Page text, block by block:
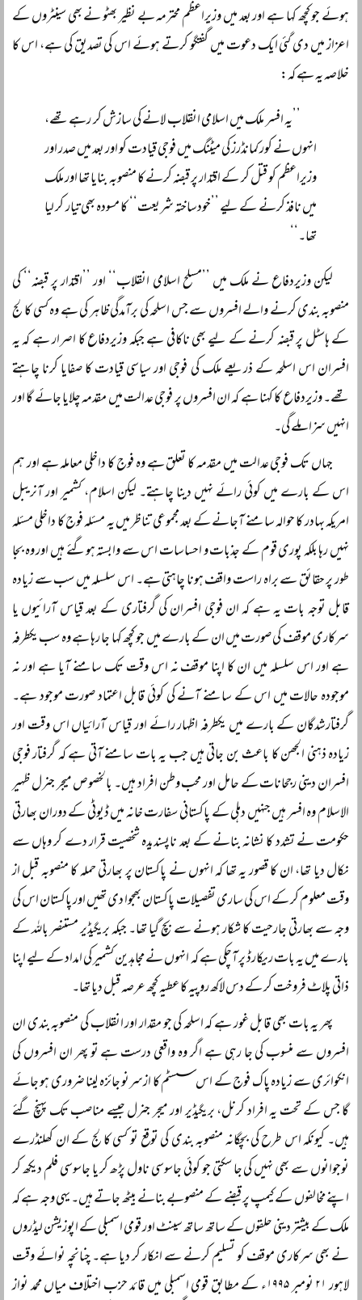
ہوئے جو کچھ کہا ہے اور بعد میں وزیراعظم محترمہ بے نظیر بھٹو نے بھی سینٹروں کے
اعزاز میں دی گئی ایک دعوت میں گفتگو کرتے ہوئے اس کی تصدیق کی ہے، اس کا
خلاصہ یہ ہے کہ:
’’یہ افسر ملک میں اسلامی انقلاب لانے کی سازش کر رہے تھے،
انہوں نے کور کمانڈرز کی میٹنگ میں فوجی قیادت کو اور بعد میں صدر اور
وزیراعظم کو قتل کر کے اقتدار پر قبضہ کرنے کا منصوبہ بنایا تھا اور ملک
میں نافذ کرنے کے لیے ’’خودساختہ شریعت‘‘ کا مسودہ بھی تیار کر لیا
تھا۔‘‘
لیکن وزیردفاع نے ملک میں ’’مسلح اسلامی انقلاب‘‘ اور ’’اقتدار پر قبضہ‘‘ کی
منصوبہ بندی کرنے والے افسروں سے جس اسلحہ کی برآمدگی ظاہر کی ہے وہ کسی کالج
کے ہاسٹل پر قبضہ کرنے کے لیے بھی ناکافی ہے جبکہ وزیردفاع کا اصرار ہے کہ یہ
افسران اس اسلحہ کے ذریعے ملک کی فوجی اور سیاسی قیادت کا صفایا کرنا چاہتے
تھے۔ وزیردفاع کا کہنا ہے کہ ان افسروں پر فوجی عدالت میں مقدمہ چلایا جائے گا اور
انہیں سزا ملے گی۔
جہاں تک فوجی عدالت میں مقدمہ کا تعلق ہے وہ فوج کا داخلی معاملہ ہے اور ہم
اس کے بارے میں کوئی رائے نہیں دینا چاہتے۔ لیکن اسلام، کشمیر اور آنریبل
امریکہ بہادر کا حوالہ سامنے آجانے کے بعد مجموعی تناظر میں یہ مسئلہ فوج کا داخلی مسئلہ
نہیں رہا بلکہ پوری قوم کے جذبات و احساسات اس سے وابستہ ہوگئے ہیں اور وہ بجا
طور پر حقائق سے براہ راست واقف ہونا چاہتی ہے۔ اس سلسلہ میں سب سے زیادہ
قابل توجہ بات یہ ہے کہ ان فوجی افسران کی گرفتاری کے بعد قیاس آرائیوں یا
سرکاری موقف کی صورت میں ان کے بارے میں جو کچھ کہا جا رہا ہے وہ سب یکطرفہ
ہے اور اس سلسلہ میں ان کا اپنا موقف نہ اس وقت تک سامنے آیا ہے اور نہ
موجودہ حالات میں اس کے سامنے آنے کی کوئی قابل اعتماد صورت موجود ہے۔
گرفتارشدگان کے بارے میں یکطرفہ اظہار رائے اور قیاس آرائیاں اس وقت اور
زیادہ ذہنی الجھن کا باعث بن جاتی ہیں جب یہ بات سامنے آتی ہے کہ گرفتار فوجی
افسران دینی رجحانات کے حامل اور محب وطن افراد ہیں۔ بالخصوص میجر جنرل ظہیر
الاسلام وہ افسر ہیں جنہیں دہلی کے پاکستانی سفارت خانہ میں ڈیوٹی کے دوران بھارتی
حکومت نے تشدد کا نشانہ بنانے کے بعد ناپسندیدہ شخصیت قرار دے کر وہاں سے
نکال دیا تھا، ان کا قصور یہ تھا کہ انہوں نے پاکستان پر بھارتی حملہ کا منصوبہ قبل از
وقت معلوم کر کے اس کی ساری تفصیلات پاکستان بھجوا دی تھیں اور پاکستان اس کی
وجہ سے بھارتی جارحیت کا شکار ہونے سے بچ گیا تھا۔ جبکہ بریگیڈیر مستنصر باللہ کے
بارے میں یہ بات ریکارڈ پر آچکی ہے کہ انہوں نے مجاہدین کشمیر کی امداد کے لیے اپنا
ذاتی پلاٹ فروخت کر کے دس لاکھ روپیہ کا عطیہ کچھ عرصہ قبل دیا تھا۔
پھر یہ بات بھی قابل غور ہے کہ اسلحہ کی جو مقدار اور انقلاب کی منصوبہ بندی ان
افسروں سے منسوب کی جا رہی ہے اگر وہ واقعی درست ہے تو پھر ان افسروں کی
انکوائری سے زیادہ پاک فوج کے اس سسٹم کا ازسرنو جائزہ لینا ضروری ہو جائے
گا جس کے تحت یہ افراد کرنل، بریگیڈیر اور میجر جنرل جیسے مناصب تک پہنچ گئے
ہیں۔ کیونکہ اس طرح کی بچگانہ منصوبہ بندی کی توقع تو کسی کالج کے ان کھلنڈرے
نوجوانوں سے بھی نہیں کی جا سکتی جو کوئی جاسوسی ناول پڑھ کر یا جاسوسی فلم دیکھ کر
اپنے مخالفوں کے کیمپ پر قبضے کے منصوبے بنانے بیٹھ جاتے ہیں۔ یہی وجہ ہے کہ
ملک کے بیشتر دینی حلقوں کے ساتھ ساتھ سینٹ اور قومی اسمبلی کے اپوزیشن لیڈروں
نے بھی سرکاری موقف کو تسلیم کرنے سے انکار کر دیا ہے۔ چنانچہ نوائے وقت
لاہور ۲۱ نومبر ۱۹۹۵ء کے مطابق قومی اسمبلی میں قائد حزب اختلاف میاں محمد نواز